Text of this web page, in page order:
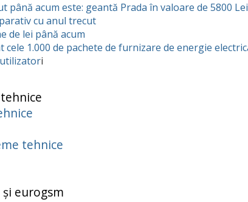
până acum este: geantă Prada în valoare de 5800
cu anul trecut
de lei până acum
1.000 de pachete de furnizare de energie
utilizatori
tehnice
eurogsm